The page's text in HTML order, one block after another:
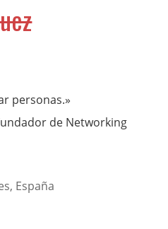
personas.»
de Networking
España